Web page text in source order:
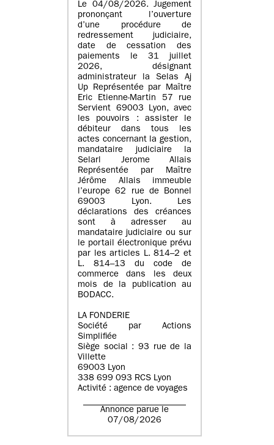
Le 04/08/2026. Jugement
prononçant l’ouverture
d’une procédure de
redressement judiciaire,
date de cessation des
paiements le 31 juillet
2026, désignant
administrateur la Selas Aj
Up Représentée par Maître
Eric Etienne-Martin 57 rue
Servient 69003 Lyon, avec
les pouvoirs : assister le
débiteur dans tous les
actes concernant la gestion,
mandataire judiciaire la
Selarl Jerome Allais
Représentée par Maître
Jérôme Allais immeuble
l’europe 62 rue de Bonnel
69003 Lyon. Les
déclarations des créances
sont à adresser au
mandataire judiciaire ou sur
le portail électronique prévu
par les articles L. 814–2 et
L. 814–13 du code de
commerce dans les deux
mois de la publication au
BODACC.
LA FONDERIE
Société par Actions
Simplifiée
Siège social : 93 rue de la
Villette
69003 Lyon
338 699 093 RCS Lyon
Activité : agence de voyages
Annonce parue le
07/08/2026